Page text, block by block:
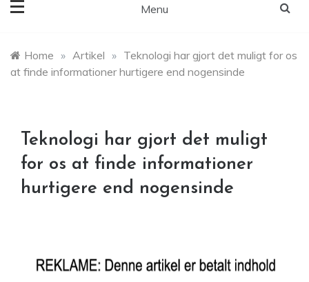
Menu
Home » Artikel » Teknologi har gjort det muligt for os
at finde informationer hurtigere end nogensinde
Teknologi har gjort det muligt
for os at finde informationer
hurtigere end nogensinde